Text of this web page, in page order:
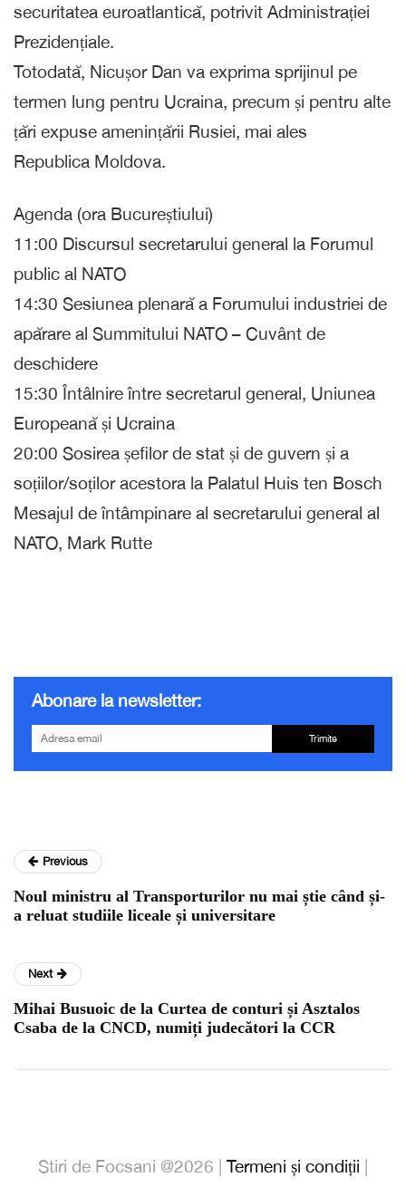
securitatea euroatlantică, potrivit Administrației
Prezidențiale.
Totodată, Nicușor Dan va exprima sprijinul pe
termen lung pentru Ucraina, precum și pentru alte
țări expuse amenințării Rusiei, mai ales
Republica Moldova.
Agenda (ora Bucureștiului)
11:00 Discursul secretarului general la Forumul
public al NATO
14:30 Sesiunea plenară a Forumului industriei de
apărare al Summitului NATO – Cuvânt de
deschidere
15:30 Întâlnire între secretarul general, Uniunea
Europeană și Ucraina
20:00 Sosirea șefilor de stat și de guvern și a
soțiilor/soților acestora la Palatul Huis ten Bosch
Mesajul de întâmpinare al secretarului general al
NATO, Mark Rutte
Abonare la newsletter:
Trimite
Previous
Noul ministru al Transporturilor nu mai știe când și-
a reluat studiile liceale și universitare
Next
Mihai Busuoic de la Curtea de conturi și Asztalos
Csaba de la CNCD, numiți judecători la CCR
Stiri de Focsani @2026 | Termeni și condiții